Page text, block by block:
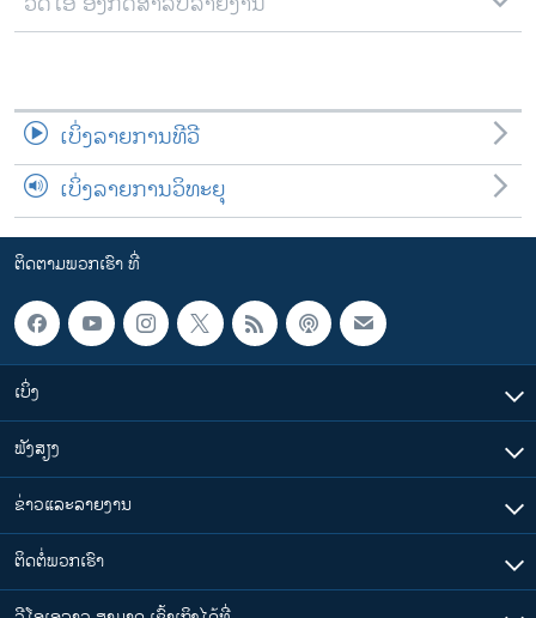
ເບິ່ງລາຍການທີວີ
ເບິ່ງລາຍການວິທະຍຸ
ຕິດຕາມພວກເຮົາ ທີ່
ເບິ່ງ
ຟັງສຽງ
ຂ່າວແລະລາຍງານ
ຕິດຕໍ່ພວກເຮົາ